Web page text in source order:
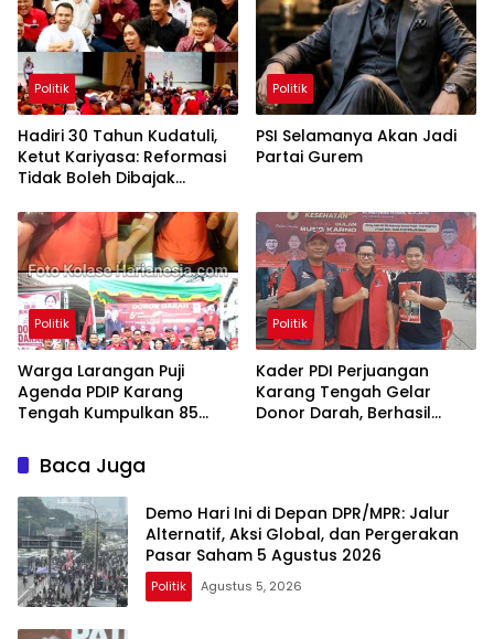
Politik
Hadiri 30 Tahun Kudatuli,
Ketut Kariyasa: Reformasi
Tidak Boleh Dibajak
Politik
PSI Selamanya Akan Jadi
Partai Gurem
Politik
Warga Larangan Puji
Agenda PDIP Karang
Tengah Kumpulkan 85
Politik
Kader PDI Perjuangan
Karang Tengah Gelar
Donor Darah, Berhasil
Baca Juga
Demo Hari Ini di Depan DPR/MPR: Jalur
Alternatif, Aksi Global, dan Pergerakan
Pasar Saham 5 Agustus 2026
Politik Agustus 5, 2026